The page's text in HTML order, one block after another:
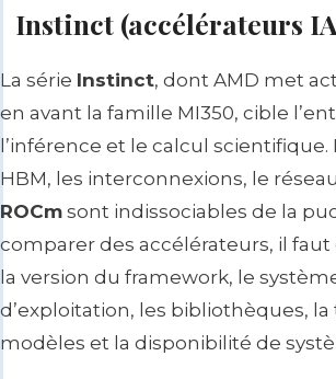
Instinct (accélérateurs
La série Instinct, dont AMD met
en avant la famille MI350, cible
l’inférence et le calcul scientifique.
HBM, les interconnexions, le
ROCm sont indissociables de la
comparer des accélérateurs, il
la version du framework, le
d’exploitation, les bibliothèques, la
modèles et la disponibilité de